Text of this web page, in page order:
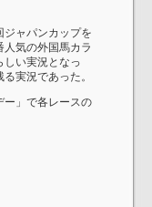
ジャパンカップを
気の外国馬カラ
しい実況となっ
実況であった。
ー」で各レースの